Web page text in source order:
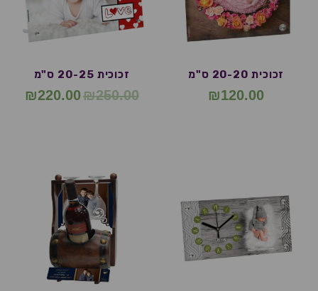
זכוכית 20-20 ס"מ
₪120.00
זכוכית 20-25 ס"מ
₪250.00
₪220.00